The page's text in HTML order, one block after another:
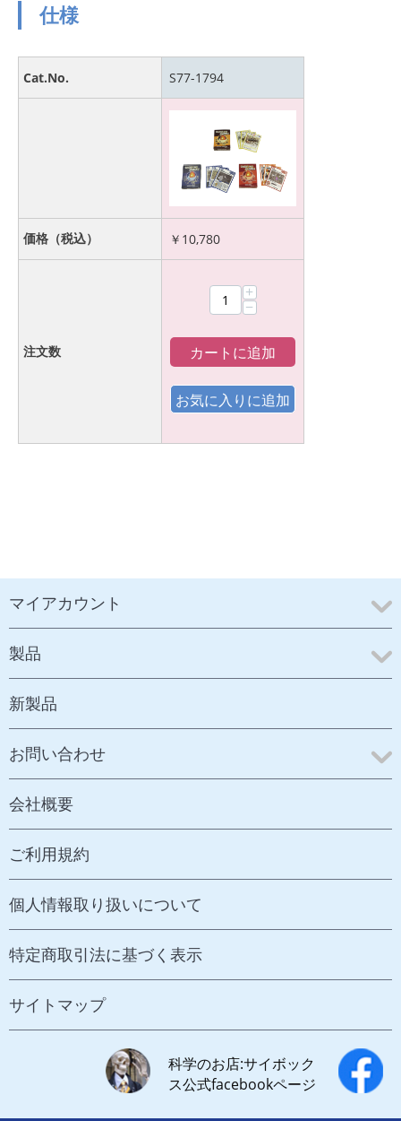
仕様
Cat.No. S77-1794
価格（税込） ￥ 10,780
注文数
+
−
カートに追加
マイアカウント
製品
新製品
お問い合わせ
会社概要
ご利用規約
個人情報取り扱いについて
特定商取引法に基づく表示
サイトマップ
科学のお店:サイボック
ス公式facebookページ